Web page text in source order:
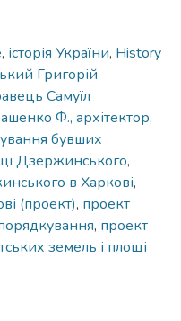
, історія України, History
Григорій
Самуїл
Ф., архітектор,
бувших
Дзержинського,
в Харкові,
(проект), проект
, проект
земель і площі